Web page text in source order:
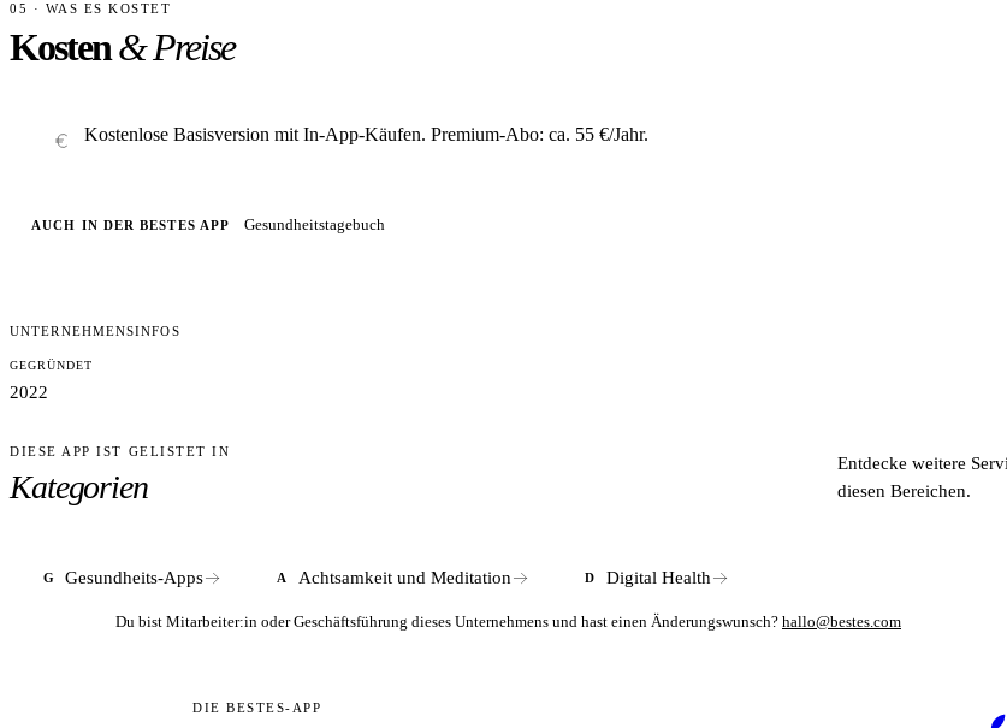
05 · WAS ES KOSTET
Kosten& Preise
Kostenlose Basisversion mit In-App-Käufen. Premium-Abo: ca. 55 €/Jahr.
AUCH IN DER BESTES APP Gesundheitstagebuch
UNTERNEHMENSINFOS
GEGRÜNDET
2022
DIESE APP IST GELISTET IN
Kategorien
Entdecke weitere
diesen Bereichen.
G Gesundheits-Apps A Achtsamkeit und Meditation D Digital Health
Du bist Mitarbeiter:in oder Geschäftsführung dieses Unternehmens und hast einen Änderungswunsch? hallo@bestes.com
DIE BESTES-APP